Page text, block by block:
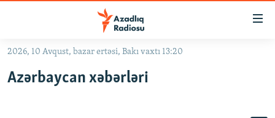
Əsas
qayıt
2026, 10 Avqust, bazar ertəsi, Bakı vaxtı 13:20
Azərbaycan xəbərləri